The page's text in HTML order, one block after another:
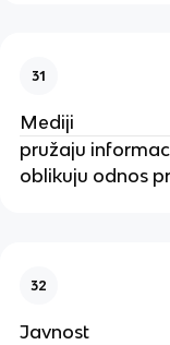
31
Mediji
pružaju
oblikuju odnos
32
Javnost